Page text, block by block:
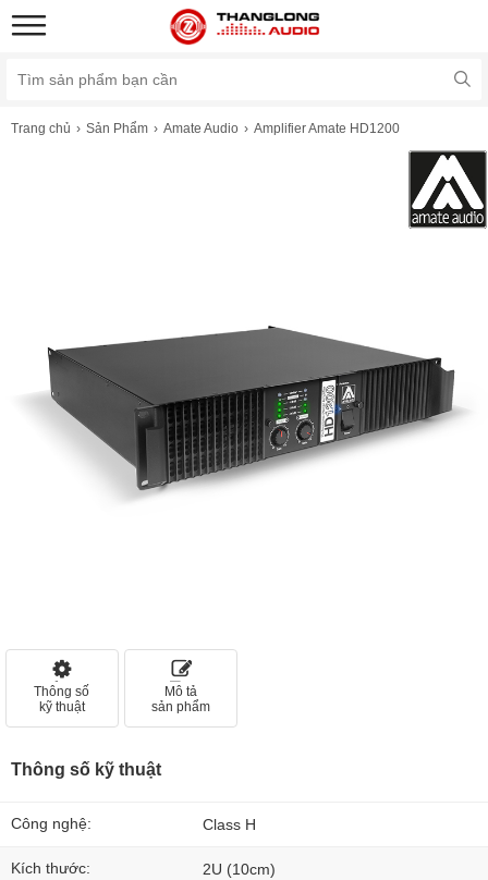
Trang chủ Sản Phẩm Amate Audio Amplifier Amate HD1200
Thông số
kỹ thuật
Mô tả
sản phẩm
Thông số kỹ thuật
Công nghệ: Class H
Kích thước: 2U (10cm)